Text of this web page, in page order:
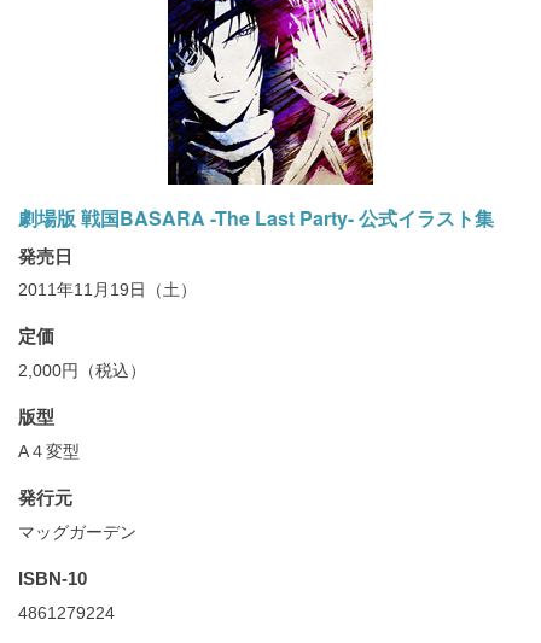
劇場版 戦国BASARA -The Last Party- 公式イラスト集
発売日
2011年11月19日（土）
定価
2,000円（税込）
版型
A４変型
発行元
マッグガーデン
ISBN-10
4861279224